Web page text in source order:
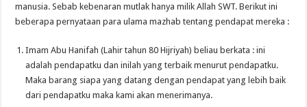
manusia. Sebab kebenaran mutlak hanya milik Allah SWT. Berikut ini
beberapa pernyataan para ulama mazhab tentang pendapat mereka :
Imam Abu Hanifah (Lahir tahun 80 Hijriyah) beliau berkata : ini
adalah pendapatku dan inilah yang terbaik menurut pendapatku.
Maka barang siapa yang datang dengan pendapat yang lebih baik
dari pendapatku maka kami akan menerimanya.